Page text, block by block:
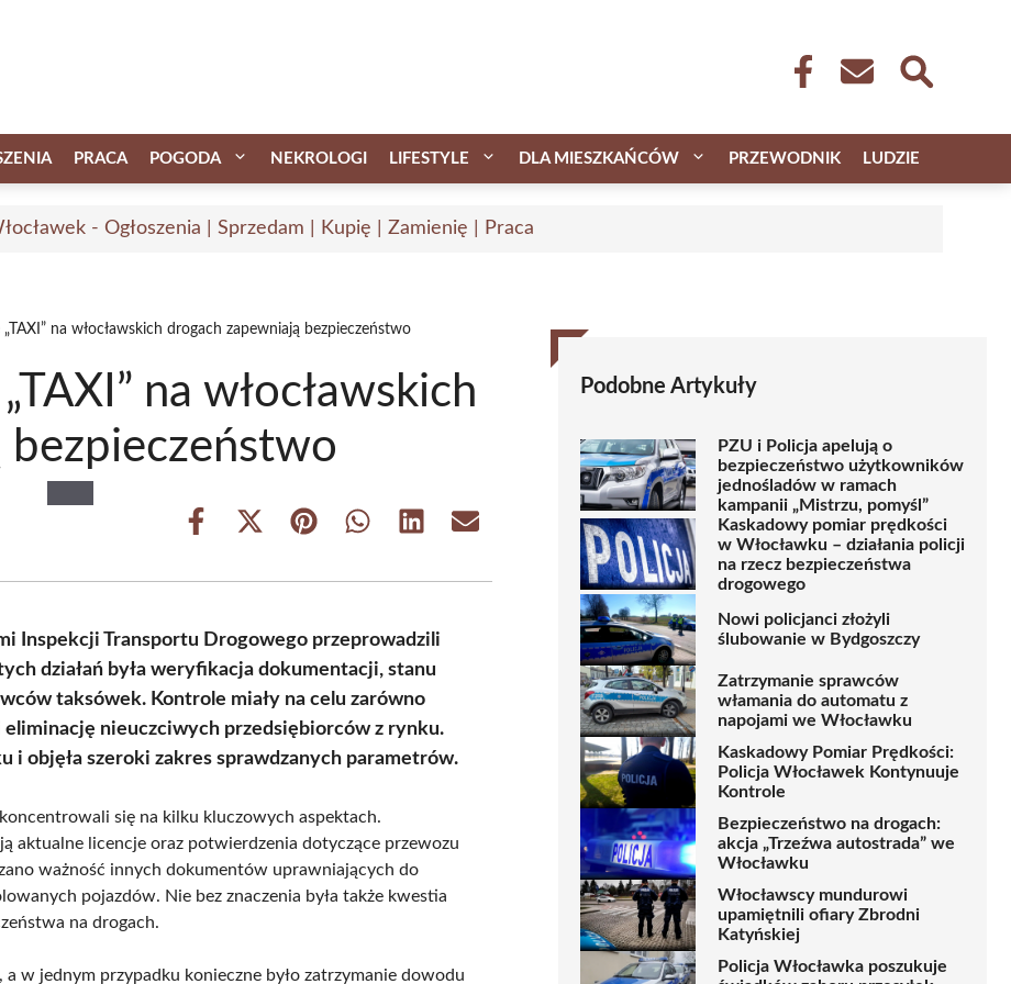
PRACA POGODA NEKROLOGI LIFESTYLE DLA MIESZKAŃCÓW PRZEWODNIK LUDZIE
- Ogłoszenia | Sprzedam | Kupię | Zamienię | Praca
„TAXI” na włocławskich drogach zapewniają bezpieczeństwo
na włocławskich
Share
Share
(Twitter)
Share Share Share Share
Inspekcji Transportu Drogowego przeprowadzili
działań była weryfikacja dokumentacji, stanu
taksówek. Kontrole miały na celu zarówno
nieuczciwych przedsiębiorców z rynku.
i objęła szeroki zakres sprawdzanych parametrów.
się na kilku kluczowych aspektach.
aktualne licencje oraz potwierdzenia dotyczące przewozu
ważność innych dokumentów uprawniających do
pojazdów. Nie bez znaczenia była także kwestia
na drogach.
w jednym przypadku konieczne było zatrzymanie dowodu
Podobne Artykuły
PZU i Policja apelują o
bezpieczeństwo użytkowników
jednośladów w ramach
kampanii „Mistrzu, pomyśl”
Kaskadowy pomiar prędkości
w Włocławku – działania policji
na rzecz bezpieczeństwa
drogowego
Nowi policjanci złożyli
ślubowanie w Bydgoszczy
Zatrzymanie sprawców
włamania do automatu z
napojami we Włocławku
Kaskadowy Pomiar Prędkości:
Policja Włocławek Kontynuuje
Kontrole
Bezpieczeństwo na drogach:
akcja „Trzeźwa autostrada” we
Włocławku
Włocławscy mundurowi
upamiętnili ofiary Zbrodni
Katyńskiej
Policja Włocławka poszukuje